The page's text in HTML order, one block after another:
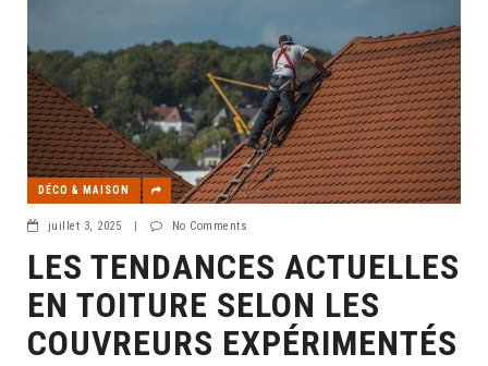
DÉCO & MAISON
juillet 3, 2025 | No Comments
LES TENDANCES ACTUELLES
EN TOITURE SELON LES
COUVREURS EXPÉRIMENTÉS